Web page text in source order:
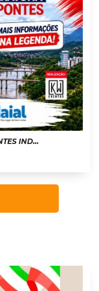
II MEIA MARATONA DAS 4 PONTES INDAIAL-SC